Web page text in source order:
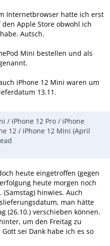
Internetbrowser hatte ich erst
Apple Store obwohl ich
Autsch.
Mini bestellen und als
iPhone 12 Mini waren um
13.11.
/ iPhone 12 Pro / iPhone
12 / iPhone 12 Mini (April
heute eingetroffen (gegen
heute morgen noch
hinwies. Auch
man hätte
(26.10.) verschieben können.
um den Freitag zu
sei Dank habe ich es so